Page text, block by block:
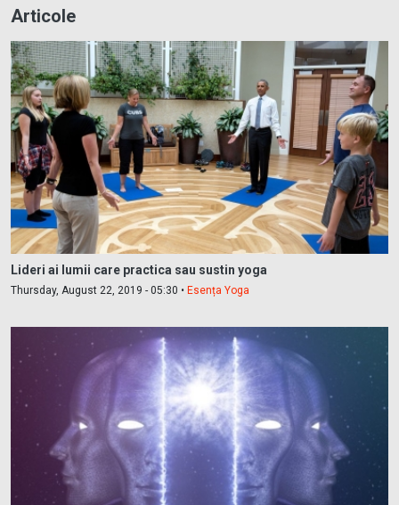
Articole
Lideri ai lumii care practica sau sustin yoga
Thursday, August 22, 2019 - 05:30 • Esența Yoga